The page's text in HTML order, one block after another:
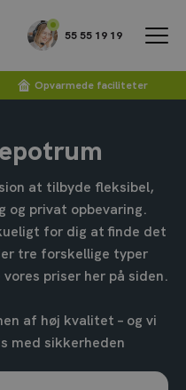
55 55 19 19
Opvarmede faciliteter
at tilbyde fleksibel,
og privat opbevaring.
for dig at finde det
tre forskellige typer
priser her på siden.
af høj kvalitet – og vi
med sikkerheden